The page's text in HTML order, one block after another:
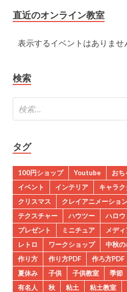
直近のオンライン教室
表示するイベントはありませ
検索
タグ
100円ショップ Youtube おち
イベント
インテリア キャラ
クリスマス
クレイアニメーショ
テクスチャー
ハウツー ハロウ
プレゼント
ミニチュア メデ
レトロ
ワークショップ 中秋の
作り方
作り方PDF 作ろ方PDF
夏休み
子供 子供教室 季節
有名人
秋 粘土 粘土教室